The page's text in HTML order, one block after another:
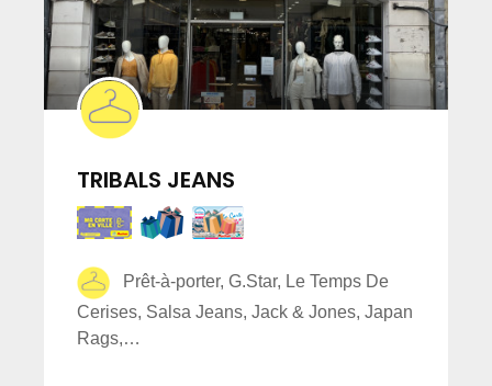
TRIBALS JEANS
Prêt-à-porter, G.Star, Le Temps De
Cerises, Salsa Jeans, Jack & Jones, Japan
Rags,…